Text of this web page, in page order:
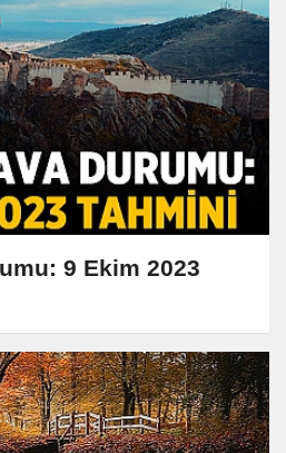
9 Ekim 2023